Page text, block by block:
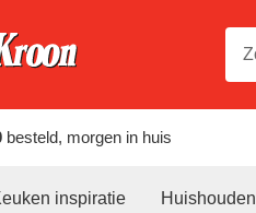
besteld, morgen in huis
inspiratie Huishouden